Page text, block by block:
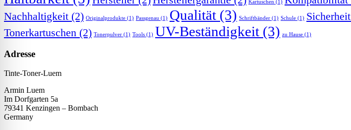
Kartuschen (1)
Nachhaltigkeit (2) Originalprodukte (1) Passgenau (1) Qualität (3) Schriftbänder (1) Schule (1) Sicherheit
Tonerkartuschen (2) Tonerpulver (1) Tools (1) UV-Beständigkeit (3) zu Hause (1)
Adresse
Tinte-Toner-Luem
Armin Luem
Im Dorfgarten 5a
79341 Kenzingen – Bombach
Germany